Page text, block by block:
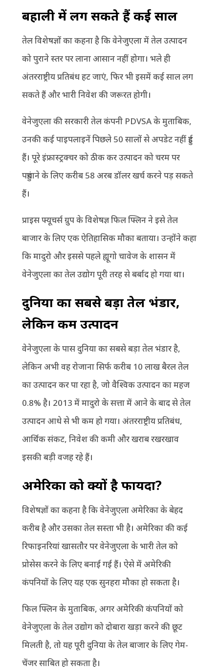
बहाली में लग सकते हैं कई साल
तेल विशेषज्ञों का कहना है कि वेनेजुएला में तेल उत्पादन
को पुराने स्तर पर लाना आसान नहीं होगा। भले ही
अंतरराष्ट्रीय प्रतिबंध हट जाएं, फिर भी इसमें कई साल लग
सकते हैं और भारी निवेश की जरूरत होगी।
वेनेजुएला की सरकारी तेल कंपनी PDVSA के मुताबिक,
उनकी कई पाइपलाइनें पिछले 50 सालों से अपडेट नहीं हुई
हैं। पूरे इंफ्रास्ट्रक्चर को ठीक कर उत्पादन को चरम पर
पहुंचाने के लिए करीब 58 अरब डॉलर खर्च करने पड़ सकते
हैं।
प्राइस फ्यूचर्स ग्रुप के विशेषज्ञ फिल फ्लिन ने इसे तेल
बाजार के लिए एक ऐतिहासिक मौका बताया। उन्होंने कहा
कि मादुरो और इससे पहले ह्यूगो चावेज के शासन में
वेनेजुएला का तेल उद्योग पूरी तरह से बर्बाद हो गया था।
दुनिया का सबसे बड़ा तेल भंडार,
लेकिन कम उत्पादन
वेनेजुएला के पास दुनिया का सबसे बड़ा तेल भंडार है,
लेकिन अभी वह रोजाना सिर्फ करीब 10 लाख बैरल तेल
का उत्पादन कर पा रहा है, जो वैश्विक उत्पादन का महज
0.8% है। 2013 में मादुरो के सत्ता में आने के बाद से तेल
उत्पादन आधे से भी कम हो गया। अंतरराष्ट्रीय प्रतिबंध,
आर्थिक संकट, निवेश की कमी और खराब रखरखाव
इसकी बड़ी वजह रहे हैं।
अमेरिका को क्यों है फायदा?
विशेषज्ञों का कहना है कि वेनेजुएला अमेरिका के बेहद
करीब है और उसका तेल सस्ता भी है। अमेरिका की कई
रिफाइनरियां खासतौर पर वेनेजुएला के भारी तेल को
प्रोसेस करने के लिए बनाई गई हैं। ऐसे में अमेरिकी
कंपनियों के लिए यह एक सुनहरा मौका हो सकता है।
फिल फ्लिन के मुताबिक, अगर अमेरिकी कंपनियों को
वेनेजुएला के तेल उद्योग को दोबारा खड़ा करने की छूट
मिलती है, तो यह पूरी दुनिया के तेल बाजार के लिए गेम-
चेंजर साबित हो सकता है।